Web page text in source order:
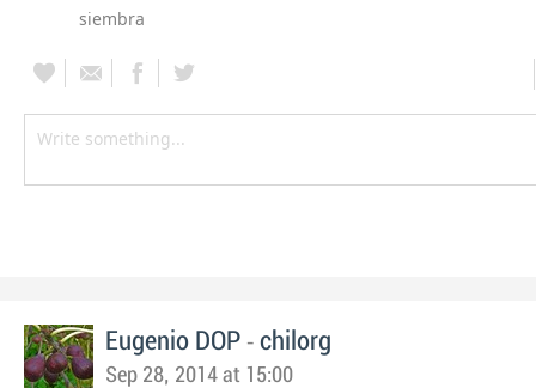
siembra
Eugenio DOP - chilorg
Sep 28, 2014 at 15:00